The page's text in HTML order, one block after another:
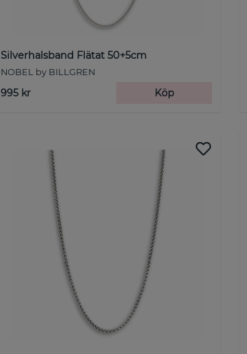
Silverhalsband Flätat 50+5cm
NOBEL by BILLGREN
995 kr Köp